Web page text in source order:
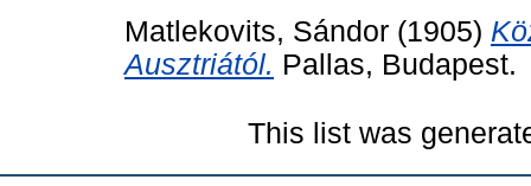
Matlekovits, Sándor (1905)
Ausztriától. Pallas, Budapest.
This list was